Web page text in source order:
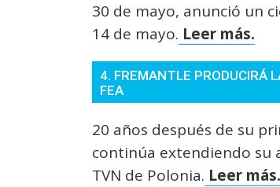
30 de mayo, anunció un
14 de mayo. Leer más.
4. FREMANTLE PRODUCIRÁ
FEA
20 años después de su
continúa extendiendo su
TVN de Polonia. Leer más.